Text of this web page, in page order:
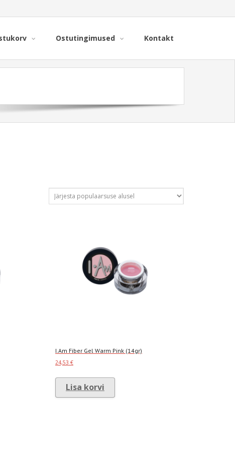
Ostutingimused Kontakt
I.Am Fiber Gel Warm Pink (14gr)
24,53€
Lisa korvi